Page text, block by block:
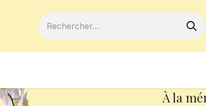
À la